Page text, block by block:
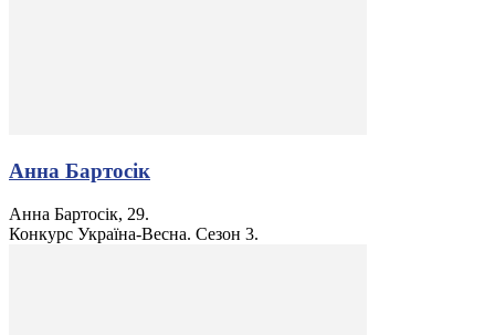
Анна Бартосік
Анна Бартосік, 29.
Конкурс Україна-Весна. Сезон 3.